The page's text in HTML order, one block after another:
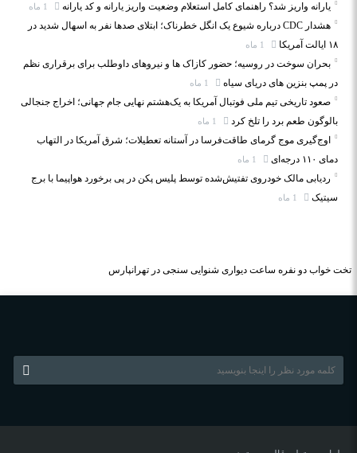
یارانه واریز شد؟ راهنمای کامل استعلام وضعیت واریز یارانه و کد یارانه
هشدار CDC درباره شیوع یک انگل خطرناک؛ ابتلای صدها نفر به اسهال شدید در
۱۸ ایالت آمریکا
بحران سوخت در روسیه؛ حضور کازاک‌ ها و نیروهای داوطلب برای برقراری نظم
در پمپ بنزین‌ های دریای سیاه
صعود تاریخی تیم ملی فوتبال آمریکا به یک‌هشتم نهایی جام جهانی؛ اخراج جنجالی
بالوگون طعم برد را تلخ کرد
اوج‌گیری موج گرمای طاقت‌فرسا در آستانه تعطیلات؛ شرق آمریکا در التهاب
دمای ۱۱۰ درجه‌ای
ردیابی مالک خودروی تفتیش‌شده توسط پلیس پکن در پی برخورد هواپیما با برج
سیتیک
تخت خواب دو نفره ساعت دیواری شنوایی سنجی در تهرانپارس